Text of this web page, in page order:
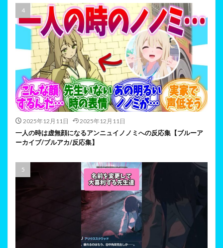
2025年12月11日 2025年12月11日
一人の時は虚無顔になるアンニュイノノミへの反応集【ブルーア
ーカイブ/ブルアカ/反応集】